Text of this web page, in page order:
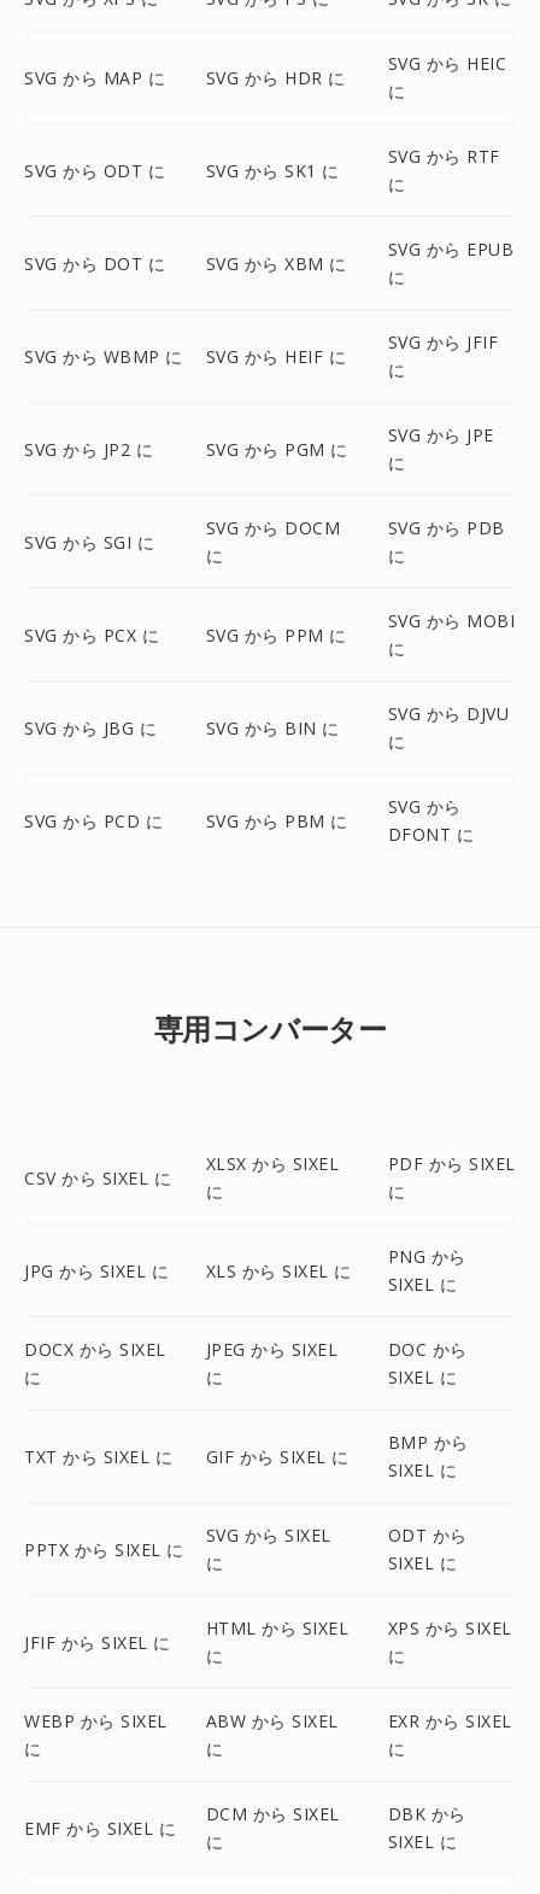
SVG から MAP に SVG から HDR に
SVG から HEIC
に
SVG から ODT に SVG から SK1 に
SVG から RTF
に
SVG から DOT に SVG から XBM に
SVG から EPUB
に
SVG から WBMP に SVG から HEIF に
SVG から JFIF
に
SVG から JP2 に SVG から PGM に
SVG から JPE
に
SVG から SGI に
SVG から DOCM
に
SVG から PDB
に
SVG から PCX に SVG から PPM に
SVG から MOBI
に
SVG から JBG に SVG から BIN に
SVG から DJVU
に
SVG から PCD に SVG から PBM に
SVG から
DFONT に
専用コンバーター
CSV から SIXEL に
XLSX から SIXEL
に
PDF から SIXEL
に
JPG から SIXEL に XLS から SIXEL に
PNG から
SIXEL に
DOCX から SIXEL
に
JPEG から SIXEL
に
DOC から
SIXEL に
TXT から SIXEL に GIF から SIXEL に
BMP から
SIXEL に
PPTX から SIXEL に
SVG から SIXEL
に
ODT から
SIXEL に
JFIF から SIXEL に
HTML から SIXEL
に
XPS から SIXEL
に
WEBP から SIXEL
に
ABW から SIXEL
に
EXR から SIXEL
に
EMF から SIXEL に
DCM から SIXEL
に
DBK から
SIXEL に